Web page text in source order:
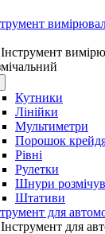
Інструмент
Кутники
Лінійки
Мультиметри
Порошок
Рівні
Рулетки
Шнури
Штативи
для
Інструмент для